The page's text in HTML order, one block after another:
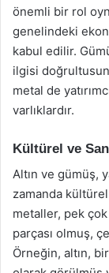
önemli bir rol
genelindeki
kabul edilir.
ilgisi
metal de
varlıklardır.
Kültürel ve
Altın ve gümüş,
zamanda
metaller, pek
parçası olmuş,
Örneğin, altın,